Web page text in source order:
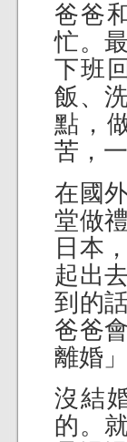
爸爸
忙。
下班
飯、
點，
苦，
在國
堂做
日本
起出
到的
爸爸
離婚
沒結
的。